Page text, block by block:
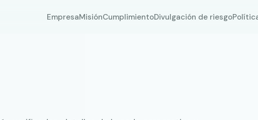
EmpresaMisiónCumplimientoDivulgación de riesgo